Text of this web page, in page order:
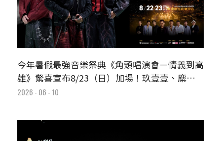
今年暑假最強音樂祭典《角頭唱演會－情義到高
雄》驚喜宣布8/23（日）加場！玖壹壹、麋先
生聖皓成2日驚喜嘉賓
2026 - 06 - 10